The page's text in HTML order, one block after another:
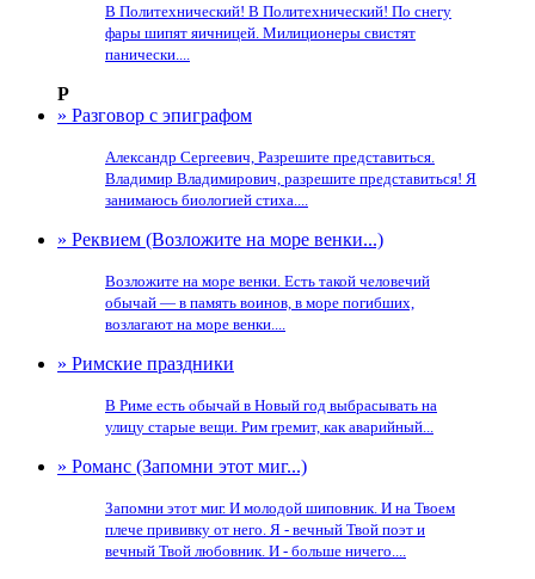
В Политехнический! В Политехнический! По снегу
фары шипят яичницей. Милиционеры свистят
панически....
Р
» Разговор с эпиграфом
Александр Сергеевич, Разрешите представиться.
Владимир Владимирович, разрешите представиться! Я
занимаюсь биологией стиха....
» Реквием (Возложите на море венки...)
Возложите на море венки. Есть такой человечий
обычай — в память воинов, в море погибших,
возлагают на море венки....
» Римские праздники
В Риме есть обычай в Новый год выбрасывать на
улицу старые вещи. Рим гремит, как аварийный...
» Романс (Запомни этот миг...)
Запомни этот миг. И молодой шиповник. И на Твоем
плече прививку от него. Я - вечный Твой поэт и
вечный Твой любовник. И - больше ничего....